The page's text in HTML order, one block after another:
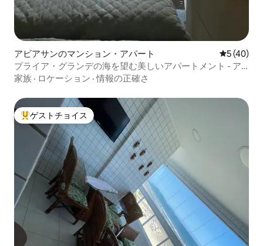
アビアサンのマンション・アパート レビュー
5 (40)
プライア・グランデの海を望む美しいアパートメント - ア
ビアッション
家族 · ロケーション ·情報の正確さ
大好評のゲストチョイスです。
ゲストチョイス